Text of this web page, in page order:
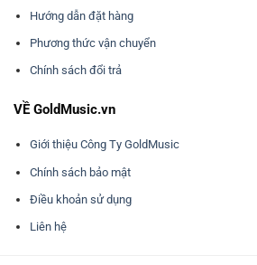
Hướng dẫn đặt hàng
Phương thức vận chuyển
Chính sách đổi trả
VỀ GoldMusic.vn
Giới thiệu Công Ty GoldMusic
Chính sách bảo mật
Điều khoản sử dụng
Liên hệ